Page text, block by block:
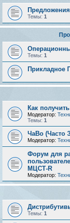
Темы: 1
Темы: 1
Прикладное
Как
Модератор:
Темы: 1
ЧаВо (Часто
Модератор:
Форум для
МЦСТ-R
Модератор:
Темы: 1